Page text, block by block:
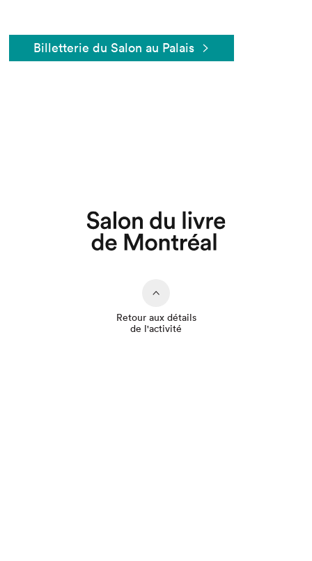
Billetterie du Salon au Palais
Retour aux détails
de l'activité